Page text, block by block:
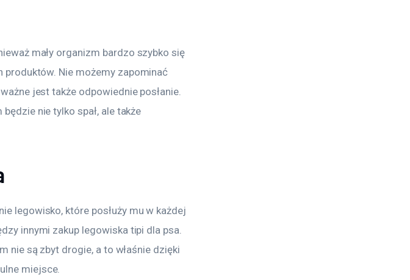
mały organizm bardzo szybko się
Nie możemy zapominać
jest także odpowiednie posłanie.
nie tylko spał, ale także
legowisko, które posłuży mu w każdej
innymi zakup legowiska tipi dla psa.
nie są zbyt drogie, a to właśnie dzięki
miejsce.